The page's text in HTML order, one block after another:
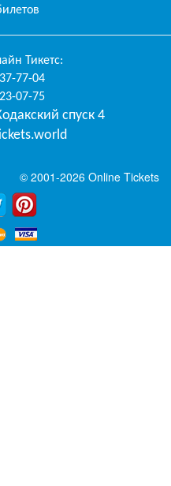
Тикетс:
77-04
07-75
спуск 4
© 2001-2026 Online Tickets